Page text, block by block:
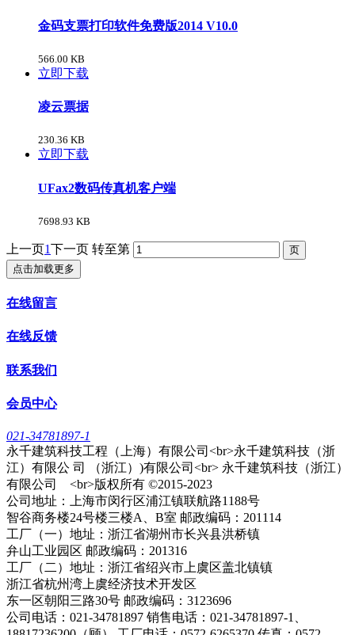
金码支票打印软件免费版2014 V10.0
566.00 KB
立即下载
凌云票据
230.36 KB
立即下载
UFax2数码传真机客户端
7698.93 KB
上一页1下一页 转至第
点击加载更多
在线留言
在线反馈
联系我们
会员中心
021-34781897-1
永千建筑科技工程（上海）有限公司<br>永千建筑科技（浙
江）有限公 司 （浙江）)有限公司<br> 永千建筑科技（浙江）
有限公司 <br>版权所有 ©2015-2023
公司地址：上海市闵行区浦江镇联航路1188号
智谷商务楼24号楼三楼A、B室 邮政编码：201114
工厂（一）地址：浙江省湖州市长兴县洪桥镇
弁山工业园区 邮政编码：201316
工厂（二）地址：浙江省绍兴市上虞区盖北镇镇
浙江省杭州湾上虞经济技术开发区
东一区朝阳三路30号 邮政编码：3123696
公司电话：021-34781897 销售电话：021-34781897-1、